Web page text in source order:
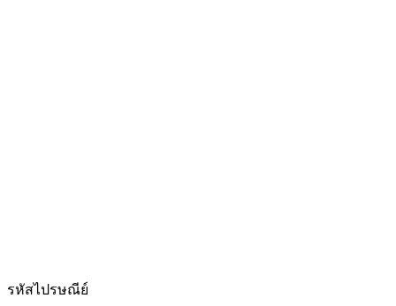
รหัสไปรษณีย์